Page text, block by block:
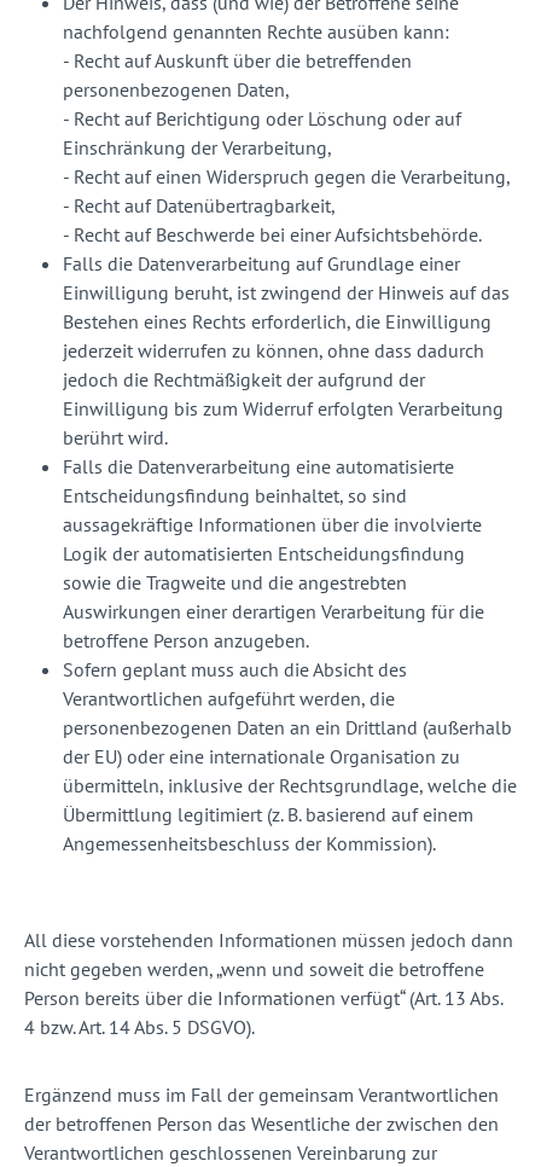
nachfolgend genannten Rechte ausüben kann:
- Recht auf Auskunft über die betreffenden
personenbezogenen Daten,
- Recht auf Berichtigung oder Löschung oder auf
Einschränkung der Verarbeitung,
- Recht auf einen Widerspruch gegen die Verarbeitung,
- Recht auf Datenübertragbarkeit,
- Recht auf Beschwerde bei einer Aufsichtsbehörde.
Falls die Datenverarbeitung auf Grundlage einer
Einwilligung beruht, ist zwingend der Hinweis auf das
Bestehen eines Rechts erforderlich, die Einwilligung
jederzeit widerrufen zu können, ohne dass dadurch
jedoch die Rechtmäßigkeit der aufgrund der
Einwilligung bis zum Widerruf erfolgten Verarbeitung
berührt wird.
Falls die Datenverarbeitung eine automatisierte
Entscheidungsfindung beinhaltet, so sind
aussagekräftige Informationen über die involvierte
Logik der automatisierten Entscheidungsfindung
sowie die Tragweite und die angestrebten
Auswirkungen einer derartigen Verarbeitung für die
betroffene Person anzugeben.
Sofern geplant muss auch die Absicht des
Verantwortlichen aufgeführt werden, die
personenbezogenen Daten an ein Drittland (außerhalb
der EU) oder eine internationale Organisation zu
übermitteln, inklusive der Rechtsgrundlage, welche die
Übermittlung legitimiert (z. B. basierend auf einem
Angemessenheitsbeschluss der Kommission).
All diese vorstehenden Informationen müssen jedoch dann
nicht gegeben werden, „wenn und soweit die betroffene
Person bereits über die Informationen verfügt“ (Art. 13 Abs.
4 bzw. Art. 14 Abs. 5 DSGVO).
Ergänzend muss im Fall der gemeinsam Verantwortlichen
der betroffenen Person das Wesentliche der zwischen den
Verantwortlichen geschlossenen Vereinbarung zur